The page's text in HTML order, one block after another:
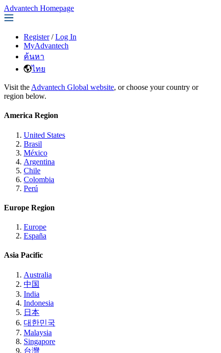
Advantech Homepage
Register / Log In
MyAdvantech
ค้นหา
ไทย
Visit the Advantech Global website, or choose your country or
region below.
America Region
United States
Brasil
México
Argentina
Chile
Colombia
Perú
Europe Region
Europe
España
Asia Pacific
Australia
中国
India
Indonesia
日本
대한민국
Malaysia
Singapore
台灣